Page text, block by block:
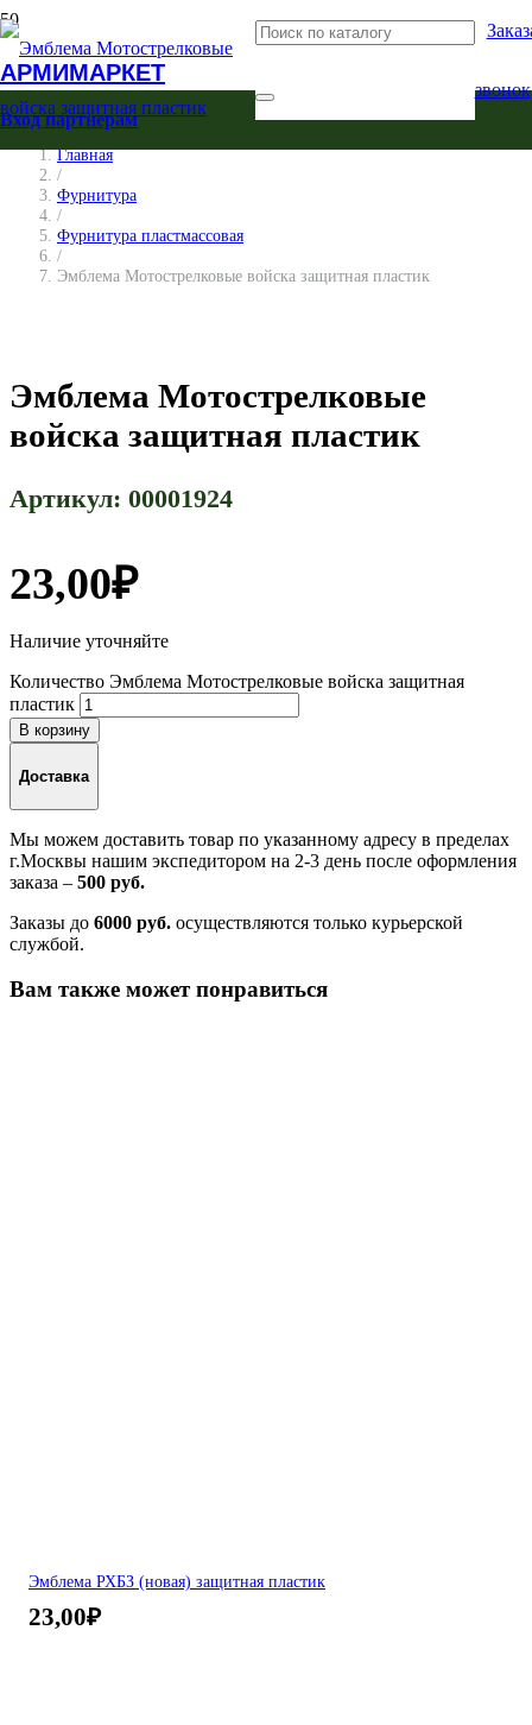
АРМИМАРКЕТ
звонок
Вход партнерам
Главная
/
Фурнитура
/
Фурнитура пластмассовая
/
Эмблема Мотострелковые войска защитная пластик
Эмблема Мотострелковые
войска защитная пластик
Артикул: 00001924
23,00₽
Наличие уточняйте
Количество Эмблема Мотострелковые войска защитная
пластик
В корзину
Доставка
Мы можем доставить товар по указанному адресу в пределах
г.Москвы нашим экспедитором на 2-3 день после оформления
заказа – 500 руб.
Заказы до 6000 руб. осуществляются только курьерской
службой.
Вам также может понравиться
Эмблема РХБЗ (новая) защитная пластик
23,00₽